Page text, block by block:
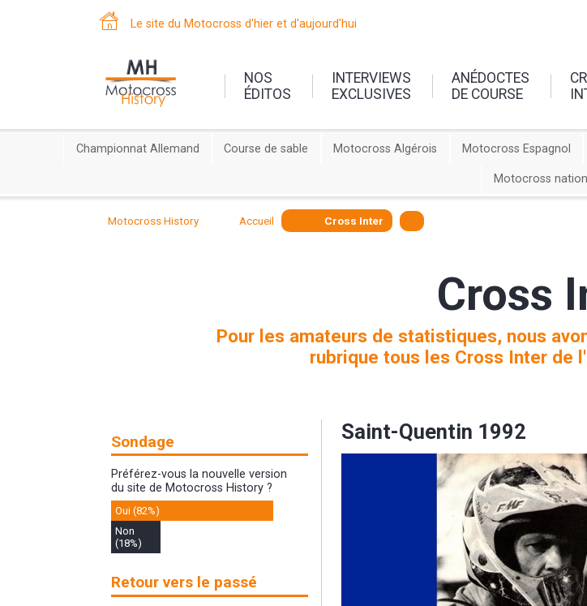
Le site du Motocross d'hier et d'aujourd'hui
NOS
ÉDITOS
INTERVIEWS
EXCLUSIVES
ANÉDOCTES
DE COURSE
Championnat Allemand Course de sable Motocross Algérois Motocross Espagnol
Motocross
Motocross History Accueil Cross Inter
Cross
Pour les amateurs de statistiques, nous
rubrique tous les Cross Inter de
Sondage
Préférez-vous la nouvelle version
du site de Motocross History ?
Oui (82%)
Non
(18%)
Retour vers le passé
Saint-Quentin 1992